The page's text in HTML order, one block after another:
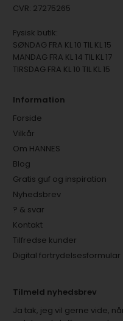
CVR: 27275265
Fysisk butik:
SØNDAG FRA KL 10 TIL KL 15
MANDAG FRA KL 14 TIL KL 17
TIRSDAG FRA KL 10 TIL KL 15
Information
Forside
Vilkår
Om HANNES
Blog
Gratis guf og inspiration
Nyhedsbrev
? & svar
Kontakt
Tilfredse kunder
Digital fortrydelsesformular
Tilmeld nyhedsbrev
Ja tak, jeg vil gerne vide,